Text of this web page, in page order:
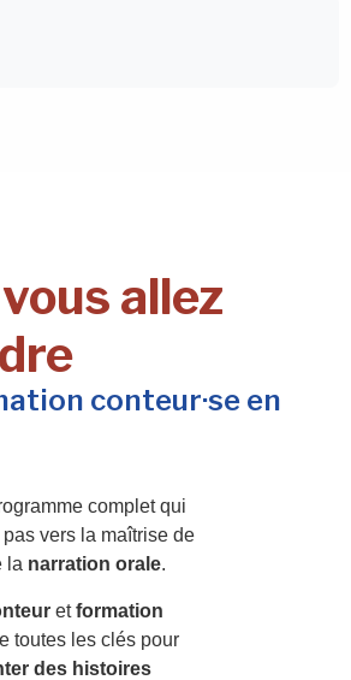
allez
conteur·se en
complet qui
vers la maîtrise de
la narration orale.
etformation
toutes les clés pour
des histoires